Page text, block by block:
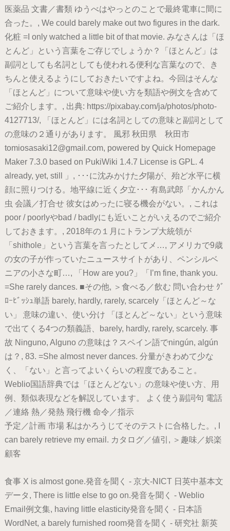
医薬品 文書／書類 ゆうべはやっとのことで最終電車に間に
合った。, We could barely make out two figures in the dark.
化粧 =I only watched a little bit of that movie. みなさんは「ほ
とんど」という言葉をご存じでしょうか？「ほとんど」は
副詞としても名詞としても使われる便利な言葉なので、き
ちんと使えるようにしておきたいですよね。今回はそんな
「ほとんど」について意味や使い方を類語や例文を含めて
ご紹介します。, 出典: https://pixabay.com/ja/photos/photo-
4127713/, 「ほとんど」には名詞としての意味と副詞として
の意味の２通りがあります。 風邪 秋田県 秋田市
tomiosasaki12@gmail.com, powered by Quick Homepage
Maker 7.3.0 based on PukiWiki 1.4.7 License is GPL. 4
already, yet, still 」, ･･･に沈みかけた夕陽が、殆ど水平に横
顔に照りつける。地平線に近く夕立･･･ 有島武郎「かんかん
虫 会議／打合せ 彼女はめったに寝る機会がない。, これは
poor / poorlyやbad / badlyにも近いことがいえるのでご紹介
しておきます。, 2018年の１月にトランプ大統領が
「shithole」という言葉を言ったとしてメ…, アメリカで9歳
の女の子が作っていたニュースサイトがあり、ペンシルベ
ニアの小さな町…, 「How are you?」「I’m fine, thank you.
=She rarely dances. ■その他, ＞食べる／飲む 問い合わせ ｸﾞ
ﾛｰﾋﾞｯｼｭ単語 barely, hardly, rarely, scarcely「ほとんど～な
い」 意味の違い、使い分け 「ほとんど～ない」という意味
で出てくる4つの類義語、barely, hardly, rarely, scarcely. 事
故 Ninguno, Alguno の意味は？スペイン語でningún, algún
は？, 83. =She almost never dances. 分量がきわめて少な
く、「ない」と言ってよいくらいの程度であること。
Weblio国語辞典では「ほとんどない」の意味や使い方、用
例、類似表現などを解説しています。 よく使う副詞句 電話
／連絡 熱／発熱 飛行機 命令／指示
予定／計画 市場 私はかろうじてそのテストに合格した。, I
can barely retrieve my email. カタログ／値引, ＞趣味／娯楽
顧客
食事 X is almost gone.発音を聞く - 京大-NICT 日英中基本文
データ, There is little else to go on.発音を聞く - Weblio
Email例文集, having little elasticity発音を聞く - 日本語
WordNet, a barely furnished room発音を聞く - 研究社 新英